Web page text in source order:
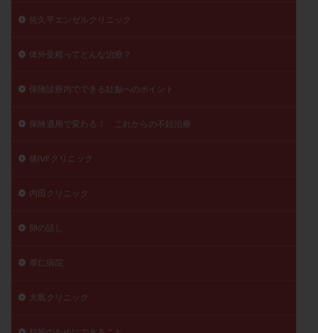
佐久平エンゼルクリニック
体外受精ってどんな治療？
保険診療内でできる妊娠へのポイント
保険適用で変わる！ これからの不妊治療
俵IVFクリニック
内田クリニック
卵の話し
厚仁病院
大島クリニック